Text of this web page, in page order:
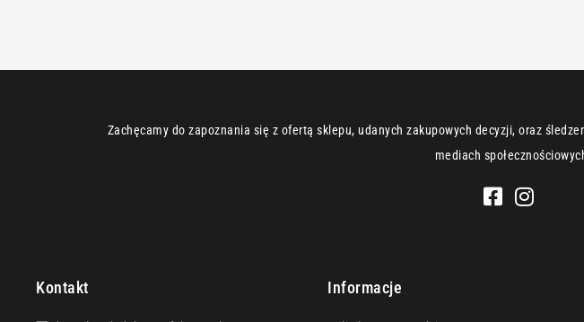
Zachęcamy do zapoznania się z ofertą sklepu, udanych zakupowych decyzji, oraz
mediach
Kontakt Informacje